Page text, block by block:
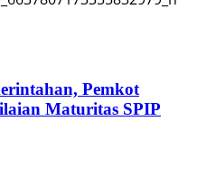
Pemkot
Maturitas SPIP